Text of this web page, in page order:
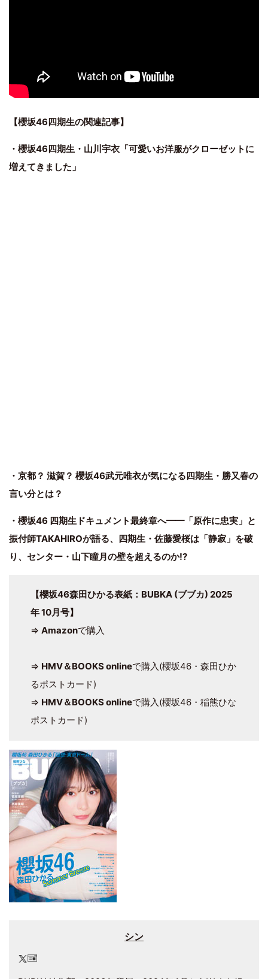
【櫻坂46四期生の関連記事】
・櫻坂46四期生・山川宇衣「可愛いお洋服がクローゼットに
増えてきました」
・京都？ 滋賀？ 櫻坂46武元唯衣が気になる四期生・勝又春の
言い分とは？
・櫻坂46 四期生ドキュメント最終章へ━━「原作に忠実」と
振付師TAKAHIROが語る、四期生・佐藤愛桜は「静寂」を破
り、センター・山下瞳月の壁を超えるのか!?
【櫻坂46森田ひかる表紙：BUBKA (ブブカ) 2025
年 10月号】
⇒ Amazonで購入
⇒ HMV＆BOOKS onlineで購入(櫻坂46・森田ひか
るポストカード)
⇒ HMV＆BOOKS onlineで購入(櫻坂46・稲熊ひな
ポストカード)
シン